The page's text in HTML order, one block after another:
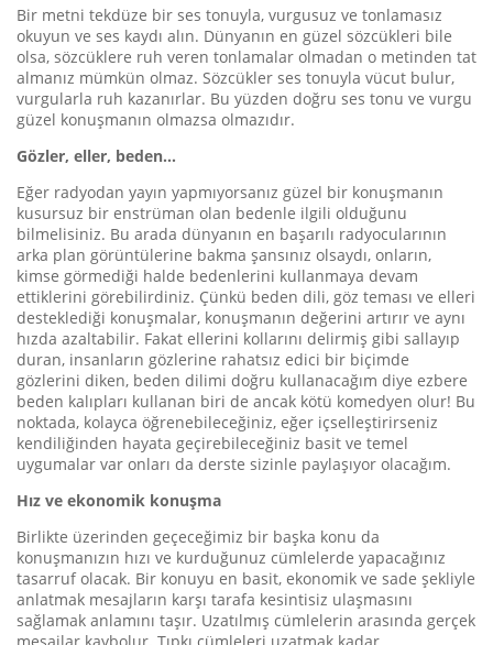
Bir metni tekdüze bir ses tonuyla, vurgusuz ve tonlamasız
okuyun ve ses kaydı alın. Dünyanın en güzel sözcükleri bile
olsa, sözcüklere ruh veren tonlamalar olmadan o metinden tat
almanız mümkün olmaz. Sözcükler ses tonuyla vücut bulur,
vurgularla ruh kazanırlar. Bu yüzden doğru ses tonu ve vurgu
güzel konuşmanın olmazsa olmazıdır.
Gözler, eller, beden…
Eğer radyodan yayın yapmıyorsanız güzel bir konuşmanın
kusursuz bir enstrüman olan bedenle ilgili olduğunu
bilmelisiniz. Bu arada dünyanın en başarılı radyocularının
arka plan görüntülerine bakma şansınız olsaydı, onların,
kimse görmediği halde bedenlerini kullanmaya devam
ettiklerini görebilirdiniz. Çünkü beden dili, göz teması ve elleri
desteklediği konuşmalar, konuşmanın değerini artırır ve aynı
hızda azaltabilir. Fakat ellerini kollarını delirmiş gibi sallayıp
duran, insanların gözlerine rahatsız edici bir biçimde
gözlerini diken, beden dilimi doğru kullanacağım diye ezbere
beden kalıpları kullanan biri de ancak kötü komedyen olur! Bu
noktada, kolayca öğrenebileceğiniz, eğer içselleştirirseniz
kendiliğinden hayata geçirebileceğiniz basit ve temel
uygumalar var onları da derste sizinle paylaşıyor olacağım.
Hız ve ekonomik konuşma
Birlikte üzerinden geçeceğimiz bir başka konu da
konuşmanızın hızı ve kurduğunuz cümlelerde yapacağınız
tasarruf olacak. Bir konuyu en basit, ekonomik ve sade şekliyle
anlatmak mesajların karşı tarafa kesintisiz ulaşmasını
sağlamak anlamını taşır. Uzatılmış cümlelerin arasında gerçek